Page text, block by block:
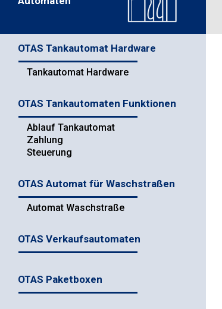
OTAS Tankautomat Hardware
Tankautomat Hardware
OTAS Tankautomaten Funktionen
Ablauf Tankautomat
Zahlung
Steuerung
OTAS Automat für Waschstraßen
Automat Waschstraße
OTAS Verkaufsautomaten
OTAS Paketboxen